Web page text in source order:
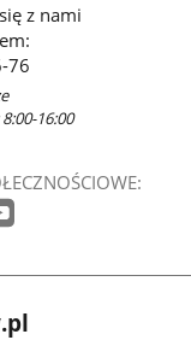
z nami
76
16:00